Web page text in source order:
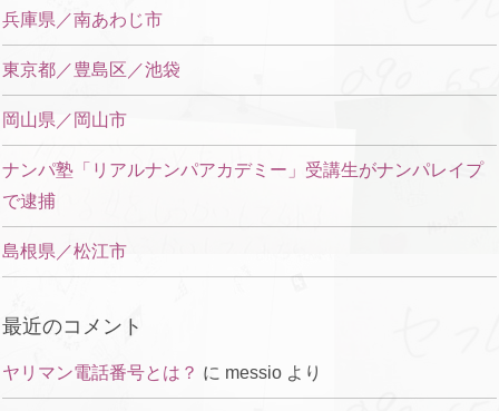
兵庫県／南あわじ市
東京都／豊島区／池袋
岡山県／岡山市
ナンパ塾「リアルナンパアカデミー」受講生がナンパレイプ
で逮捕
島根県／松江市
最近のコメント
ヤリマン電話番号とは？ に messio より